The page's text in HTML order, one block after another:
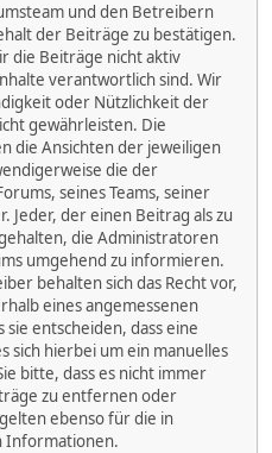
und den Betreibern
der Beiträge zu bestätigen.
die Beiträge nicht aktiv
verantwortlich sind. Wir
oder Nützlichkeit der
gewährleisten. Die
die Ansichten der jeweiligen
die der
seines Teams, seiner
der einen Beitrag als zu
die Administratoren
umgehend zu informieren.
behalten sich das Recht vor,
eines angemessenen
entscheiden, dass eine
sich hierbei um ein manuelles
bitte, dass es nicht immer
zu entfernen oder
ebenso für die in
Informationen.